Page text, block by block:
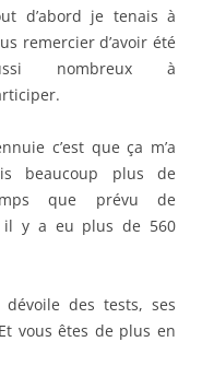
d’abord je tenais à
remercier d’avoir été
nombreux à
c’est que ça m’a
beaucoup plus de
que prévu de
il y a eu plus de 560
des tests, ses
vous êtes de plus en